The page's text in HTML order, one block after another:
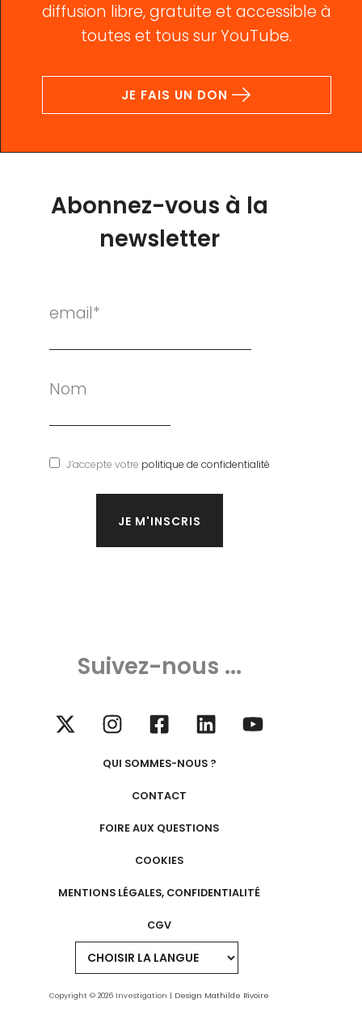
diffusion libre, gratuite et accessible à
toutes et tous sur YouTube.
JE FAIS UN DON
Abonnez-vous à la
newsletter
email*
Nom
J’accepte votre politique de confidentialité
Suivez-nous ...
QUI SOMMES-NOUS ?
CONTACT
FOIRE AUX QUESTIONS
COOKIES
MENTIONS LÉGALES, CONFIDENTIALITÉ
CGV
Copyright © 2026 Investigation | Design Mathilde Rivoire